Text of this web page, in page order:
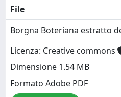
File
Borgna Boteriana estratto
Licenza: Creative commons
Dimensione 1.54 MB
Formato Adobe PDF